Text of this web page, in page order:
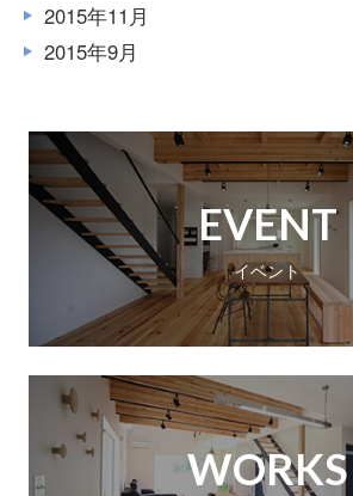
2015年11月
2015年9月
EVENT
イベント
WORKS